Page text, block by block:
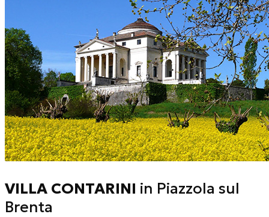
VILLA CONTARINI in Piazzola sul
Brenta